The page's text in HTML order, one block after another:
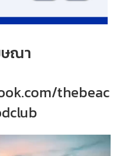
ณา
thebeac